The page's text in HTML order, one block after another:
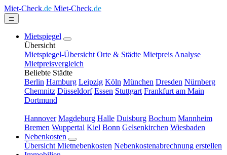
Miet-Check.de Miet-Check.de
Mietspiegel
Übersicht
Mietspiegel-Übersicht Orte & Städte Mietpreis Analyse
Mietpreisvergleich
Beliebte Städte
Berlin Hamburg Leipzig Köln München Dresden Nürnberg
Chemnitz Düsseldorf Essen Stuttgart Frankfurt am Main
Dortmund
Hannover Magdeburg Halle Duisburg Bochum Mannheim
Bremen Wuppertal Kiel Bonn Gelsenkirchen Wiesbaden
Nebenkosten
Übersicht Mietnebenkosten Nebenkostenabrechnung erstellen